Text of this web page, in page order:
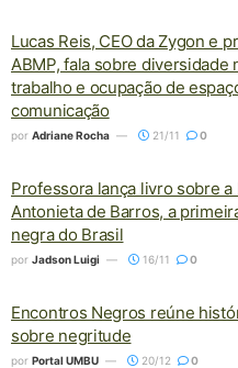
Lucas Reis, CEO da Zygon e
ABMP, fala sobre diversidade
trabalho e ocupação de
comunicação
por Adriane Rocha 21/11 0
Professora lança livro sobre
Antonieta de Barros, a
negra do Brasil
por Jadson Luigi 16/11 0
Encontros Negros reúne
sobre negritude
por Portal UMBU 20/12 0